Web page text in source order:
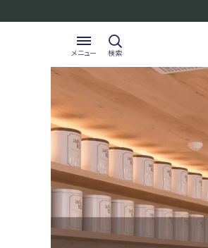
メニュー 検索